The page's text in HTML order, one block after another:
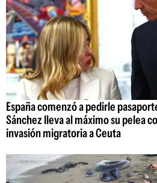
España comenzó a pedirle
Sánchez lleva al máximo su pelea
invasión migratoria a Ceuta